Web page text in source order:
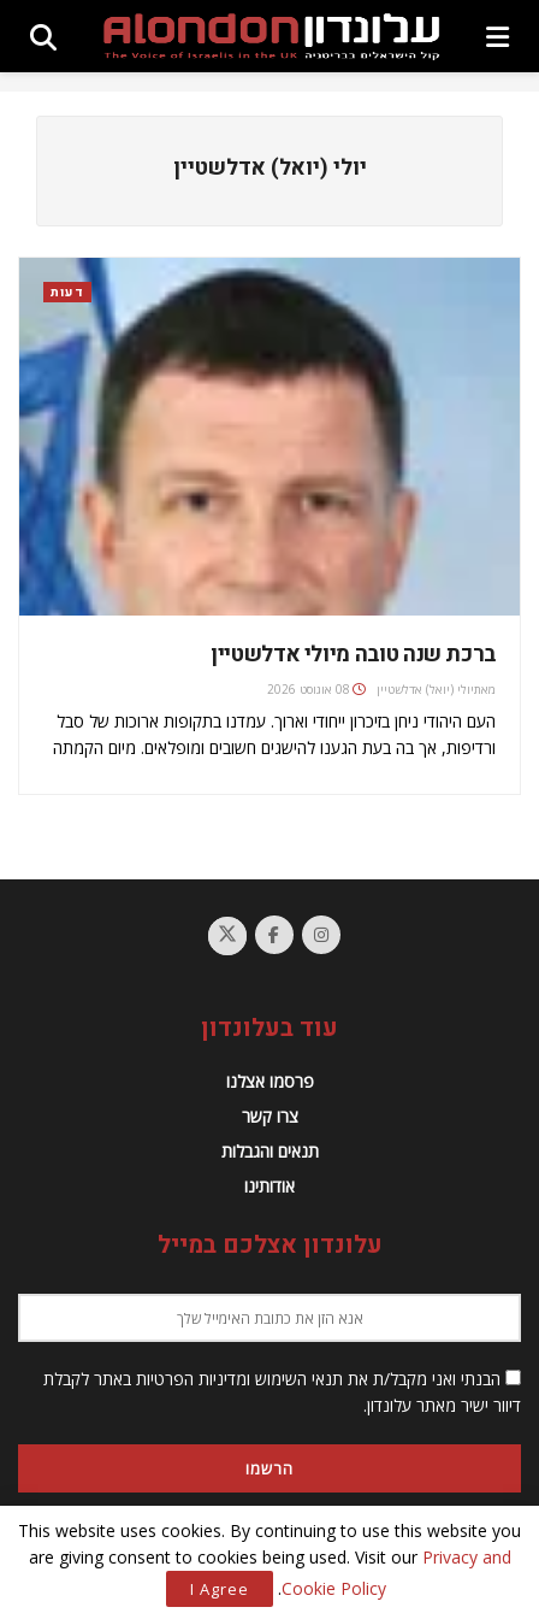
יולי (יואל) אדלשטיין
דעות
ברכת שנה טובה מיולי אדלשטיין
מאתיולי (יואל) אדלשטיין 08 אוגוסט 2026
העם היהודי ניחן בזיכרון ייחודי וארוך. עמדנו בתקופות ארוכות של סבל
ורדיפות, אך בה בעת הגענו להישגים חשובים ומופלאים. מיום הקמתה
עוד בעלונדון
פרסמו אצלנו
צרו קשר
תנאים והגבלות
אודותינו
עלונדון אצלכם במייל
הבנתי ואני מקבל/ת את תנאי השימוש ומדיניות הפרטיות באתר לקבלת
דיוור ישיר מאתר עלונדון.
This website uses cookies. By continuing to use this website you
are giving consent to cookies being used. Visit our Privacy and
Cookie Policy
.
I Agree